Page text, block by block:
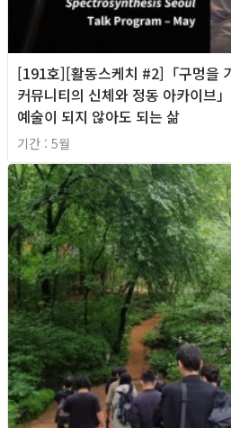
[191호][활동스케치 #2]「구멍을
커뮤니티의 신체와 정동 아카이브
예술이 되지 않아도 되는 삶
기간 : 5월